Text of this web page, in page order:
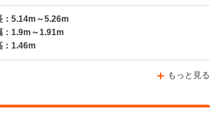
：5.14m～5.26m
：1.9m～1.91m
：1.46m
もっと見る